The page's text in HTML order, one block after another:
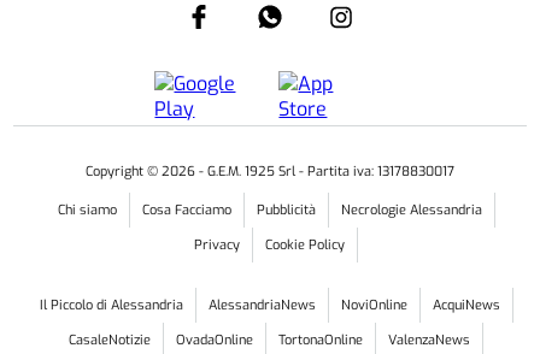
Copyright © 2026 - G.E.M. 1925 Srl - Partita iva: 13178830017
Chi siamo Cosa Facciamo Pubblicità
Necrologie Alessandria
Privacy
Cookie Policy
Il Piccolo di Alessandria AlessandriaNews NoviOnline
AcquiNews
CasaleNotizie
OvadaOnline TortonaOnline ValenzaNews